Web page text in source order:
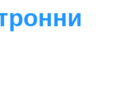
потапяне
любимата си аркадна игра и да